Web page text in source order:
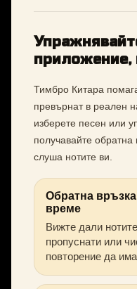
приложение,
Тимбро Китара
превърнат в реален
изберете песен или
получавайте
слуша нотите ви.
Обратна
време
Вижте дали
пропуснати или
повторение да